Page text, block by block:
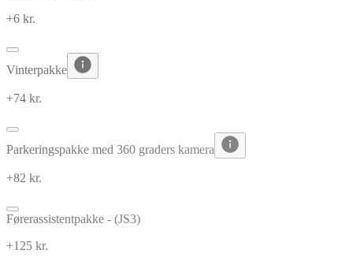
+6 kr.
Vinterpakke
+74 kr.
Parkeringspakke med 360 graders kamera
+82 kr.
Førerassistentpakke - (JS3)
+125 kr.